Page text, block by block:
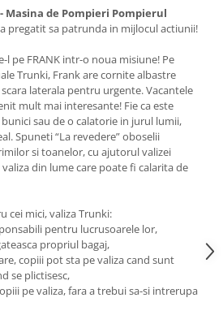
Masina de Pompieri Pompierul
pregatit sa patrunda in mijlocul actiunii!
l pe FRANK intr-o noua misiune! Pe
Trunki, Frank are cornite albastre
laterala pentru urgente. Vacantele
mult mai interesante! Fie ca este
sau de o calatorie in jurul lumii,
Spuneti “La revedere” oboselii
si toanelor, cu ajutorul valizei
din lume care poate fi calarita de
cei mici, valiza Trunki:
pentru lucrusoarele lor,
propriul bagaj,
copiii pot sta pe valiza cand sunt
se plictisesc,
pe valiza, fara a trebui sa-si intrerupa